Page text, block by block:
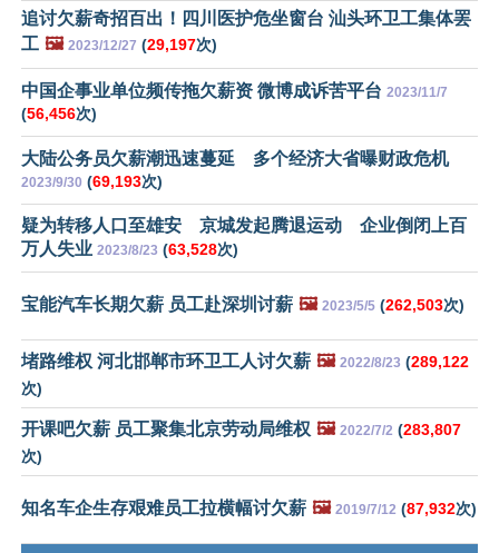
追讨欠薪奇招百出！四川医护危坐窗台 汕头环卫工集体罢
工 🖼️ 2023/12/27 (29,197次)
中国企事业单位频传拖欠薪资 微博成诉苦平台 2023/11/7
(56,456次)
大陆公务员欠薪潮迅速蔓延 多个经济大省曝财政危机
2023/9/30 (69,193次)
疑为转移人口至雄安 京城发起腾退运动 企业倒闭上百
万人失业 2023/8/23 (63,528次)
宝能汽车长期欠薪 员工赴深圳讨薪 🖼️ 2023/5/5 (262,503次)
堵路维权 河北邯郸市环卫工人讨欠薪 🖼️ 2022/8/23 (289,122
次)
开课吧欠薪 员工聚集北京劳动局维权 🖼️ 2022/7/2 (283,807
次)
知名车企生存艰难员工拉横幅讨欠薪 🖼️ 2019/7/12 (87,932次)